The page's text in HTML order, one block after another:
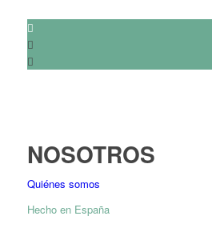
NOSOTROS
Quiénes somos
Hecho en España